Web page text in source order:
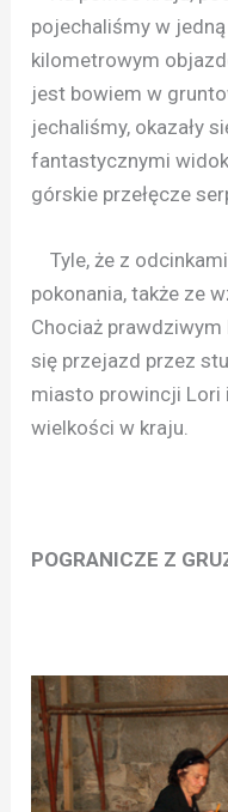
pojechaliśmy w
kilometrowym
jest bowiem w
jechaliśmy, okazały
fantastycznymi
górskie przełęcze
Tyle, że z
pokonania, także ze
Chociaż
się przejazd przez
miasto prowincji Lori
wielkości w kraju.
POGRANICZE Z